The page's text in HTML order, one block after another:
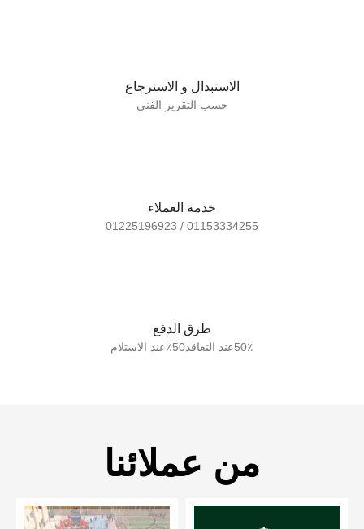
الاستبدال و الاسترجاع
حسب التقرير الفني
خدمة العملاء
01153334255 / 01225196923
طرق الدفع
50٪عند التعاقد50٪عند الاستلام
من عملائنا